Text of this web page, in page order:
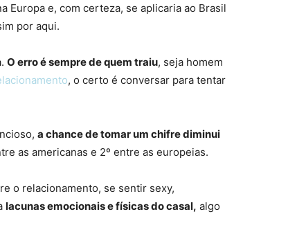
Europa e, com certeza, se aplicaria ao Brasil
por aqui.
O erro é sempre de quem traiu, seja homem
, o certo é conversar para tentar
a chance de tomar um chifre diminui
as americanas e 2º entre as europeias.
o relacionamento, se sentir sexy,
lacunas emocionais e físicas do casal, algo